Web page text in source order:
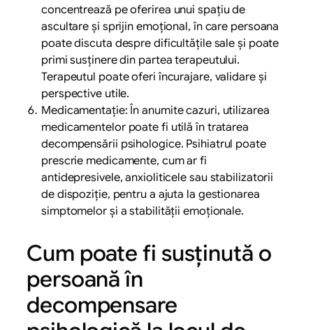
concentrează pe oferirea unui spațiu de
ascultare și sprijin emoțional, în care persoana
poate discuta despre dificultățile sale și poate
primi susținere din partea terapeutului.
Terapeutul poate oferi încurajare, validare și
perspective utile.
Medicamentație: În anumite cazuri, utilizarea
medicamentelor poate fi utilă în tratarea
decompensării psihologice. Psihiatrul poate
prescrie medicamente, cum ar fi
antidepresivele, anxioliticele sau stabilizatorii
de dispoziție, pentru a ajuta la gestionarea
simptomelor și a stabilității emoționale.
Cum poate fi susținută o
persoană în
decompensare